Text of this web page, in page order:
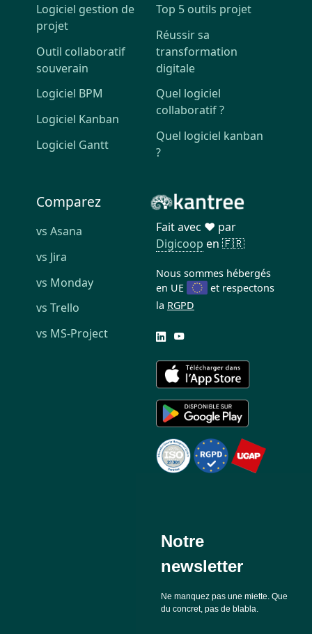
Logiciel gestion de
projet
Outil collaboratif
souverain
Logiciel BPM
Logiciel Kanban
Logiciel Gantt
Top 5 outils projet
Réussir sa
transformation
digitale
Quel logiciel
collaboratif ?
Quel logiciel kanban
?
Comparez
vs Asana
vs Jira
vs Monday
vs Trello
vs MS-Project
Fait avec ❤️ par
Digicoop en 🇫🇷
Nous sommes hébergés
en UE
et respectons
la RGPD